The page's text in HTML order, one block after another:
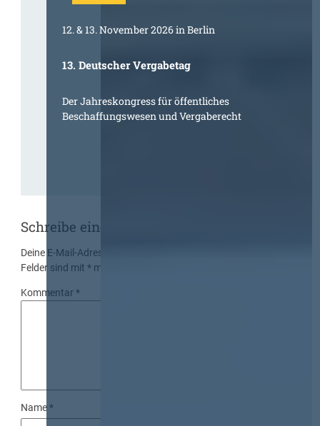
12. & 13. November 2026 in Berlin
13. Deutscher Vergabetag
Der Jahreskongress für öffentliches
Beschaffungswesen und Vergaberecht
Schreibe einen Kommentar
Deine E-Mail-Adresse wird nicht veröffentlicht.
Felder sind mit* markiert
Kommentar*
Name*